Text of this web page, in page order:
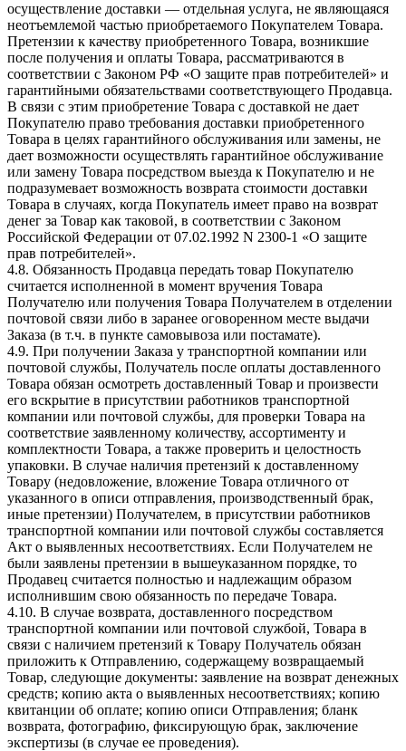
осуществление доставки — отдельная услуга, не являющаяся
неотъемлемой частью приобретаемого Покупателем Товара.
Претензии к качеству приобретенного Товара, возникшие
после получения и оплаты Товара, рассматриваются в
соответствии с Законом РФ «О защите прав потребителей» и
гарантийными обязательствами соответствующего Продавца.
В связи с этим приобретение Товара с доставкой не дает
Покупателю право требования доставки приобретенного
Товара в целях гарантийного обслуживания или замены, не
дает возможности осуществлять гарантийное обслуживание
или замену Товара посредством выезда к Покупателю и не
подразумевает возможность возврата стоимости доставки
Товара в случаях, когда Покупатель имеет право на возврат
денег за Товар как таковой, в соответствии с Законом
Российской Федерации от 07.02.1992 N 2300-1 «О защите
прав потребителей».
4.8. Обязанность Продавца передать товар Покупателю
считается исполненной в момент вручения Товара
Получателю или получения Товара Получателем в отделении
почтовой связи либо в заранее оговоренном месте выдачи
Заказа (в т.ч. в пункте самовывоза или постамате).
4.9. При получении Заказа у транспортной компании или
почтовой службы, Получатель после оплаты доставленного
Товара обязан осмотреть доставленный Товар и произвести
его вскрытие в присутствии работников транспортной
компании или почтовой службы, для проверки Товара на
соответствие заявленному количеству, ассортименту и
комплектности Товара, а также проверить и целостность
упаковки. В случае наличия претензий к доставленному
Товару (недовложение, вложение Товара отличного от
указанного в описи отправления, производственный брак,
иные претензии) Получателем, в присутствии работников
транспортной компании или почтовой службы составляется
Акт о выявленных несоответствиях. Если Получателем не
были заявлены претензии в вышеуказанном порядке, то
Продавец считается полностью и надлежащим образом
исполнившим свою обязанность по передаче Товара.
4.10. В случае возврата, доставленного посредством
транспортной компании или почтовой службой, Товара в
связи с наличием претензий к Товару Получатель обязан
приложить к Отправлению, содержащему возвращаемый
Товар, следующие документы: заявление на возврат денежных
средств; копию акта о выявленных несоответствиях; копию
квитанции об оплате; копию описи Отправления; бланк
возврата, фотографию, фиксирующую брак, заключение
экспертизы (в случае ее проведения).